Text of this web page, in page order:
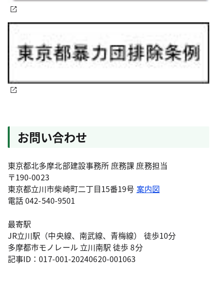
お問い合わせ
東京都北多摩北部建設事務所 庶務課 庶務担当
〒190-0023
東京都立川市柴崎町二丁目15番19号 案内図
電話 042-540-9501
最寄駅
JR立川駅（中央線、南武線、青梅線） 徒歩10分
多摩都市モノレール 立川南駅 徒歩 8分
記事ID：017-001-20240620-001063